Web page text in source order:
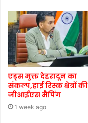
एड्स मुक्त देहरादून का
संकल्प,हाई रिस्क क्षेत्रों
जीआईएस मैपिंग
1 week ago